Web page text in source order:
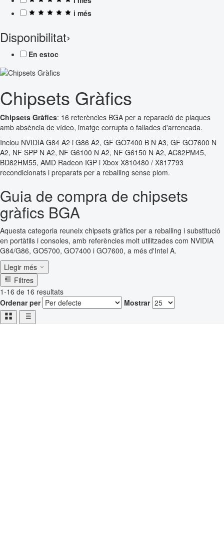
i més
Disponibilitat›
En estoc
Chipsets Gràfics
Chipsets Gràfics: 16 referències BGA per a reparació de plaques
amb absència de vídeo, imatge corrupta o fallades d'arrencada.
Inclou NVIDIA G84 A2 i G86 A2, GF GO7400 B N A3, GF GO7600 N
A2, NF SPP N A2, NF G6100 N A2, NF G6150 N A2, AC82PM45,
BD82HM55, AMD Radeon IGP i Xbox X810480 / X817793
recondicionats i preparats per a reballing sense plom.
Guia de compra de chipsets
gràfics BGA
Aquesta categoria reuneix chipsets gràfics per a reballing i substitució
en portàtils i consoles, amb referències molt utilitzades com NVIDIA
G84/G86, GO5700, GO7400 i GO7600, a més d'Intel A.
Llegir més
Filtres
1-16 de 16 resultats
Ordenar per
Mostrar